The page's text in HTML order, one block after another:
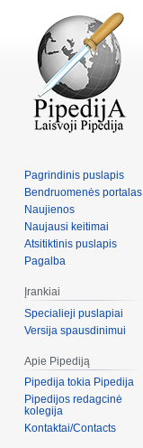
Pagrindinis puslapis
Bendruomenės portalas
Naujienos
Naujausi keitimai
Atsitiktinis puslapis
Pagalba
Įrankiai
Specialieji puslapiai
Versija spausdinimui
Apie Pipediją
Pipedija tokia Pipedija
Pipedijos redagcinė
kolegija
Kontaktai/Contacts